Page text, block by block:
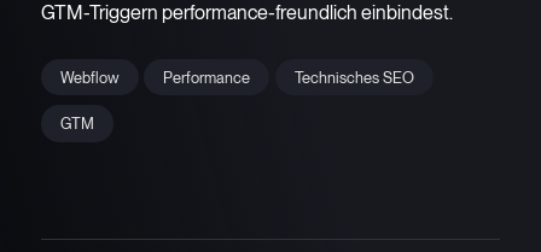
GTM-Triggern performance-freundlich einbindest.
Webflow Performance Technisches SEO
GTM‍